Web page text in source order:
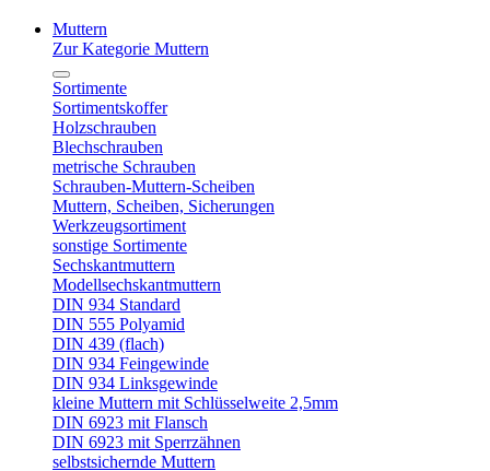
Muttern
Zur Kategorie Muttern
Sortimente
Sortimentskoffer
Holzschrauben
Blechschrauben
metrische Schrauben
Schrauben-Muttern-Scheiben
Muttern, Scheiben, Sicherungen
Werkzeugsortiment
sonstige Sortimente
Sechskantmuttern
Modellsechskantmuttern
DIN 934 Standard
DIN 555 Polyamid
DIN 439 (flach)
DIN 934 Feingewinde
DIN 934 Linksgewinde
kleine Muttern mit Schlüsselweite 2,5mm
DIN 6923 mit Flansch
DIN 6923 mit Sperrzähnen
selbstsichernde Muttern